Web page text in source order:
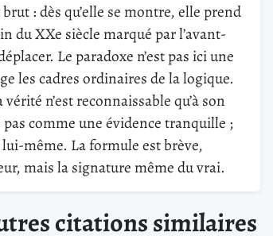
: dès qu’elle se montre, elle prend
du XXe siècle marqué par l’avant-
Le paradoxe n’est pas ici une
les cadres ordinaires de la logique.
n’est reconnaissable qu’à son
comme une évidence tranquille ;
même. La formule est brève,
mais la signature même du vrai.
citations similaires